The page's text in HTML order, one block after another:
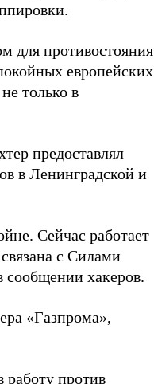
для противостояния
европейских
только в
предоставлял
в Ленинградской и
Сейчас работает
с Силами
хакеров.
«Газпрома»,
работу против